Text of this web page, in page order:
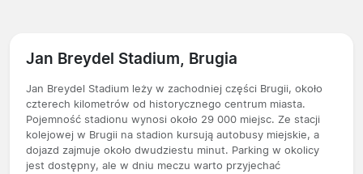
Jan Breydel Stadium, Brugia
Jan Breydel Stadium leży w zachodniej części Brugii, około
czterech kilometrów od historycznego centrum miasta.
Pojemność stadionu wynosi około 29 000 miejsc. Ze stacji
kolejowej w Brugii na stadion kursują autobusy miejskie, a
dojazd zajmuje około dwudziestu minut. Parking w okolicy
jest dostępny, ale w dniu meczu warto przyjechać